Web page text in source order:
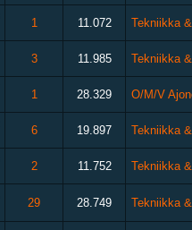
1 11.072 Tekniikka
3 11.985 Tekniikka
1 28.329 O/M/V
6 19.897 Tekniikka
2 11.752 Tekniikka
29 28.749 Tekniikka